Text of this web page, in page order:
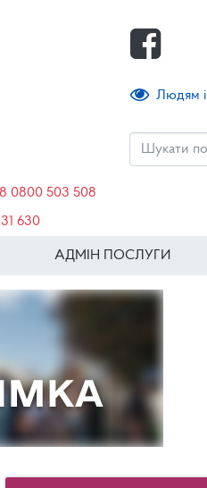
Людям
0800 503 508
630
АДМІН ПОСЛУГИ